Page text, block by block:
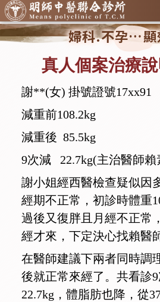
婦科.不孕…顯
真人個案治療
謝**(女) 掛號證號17xx91
減重前108.2kg
減重後 85.5kg
9次減 22.7kg(主治醫師賴
謝小姐經西醫檢查疑似因
經期不正常，初診時體重
過後又復胖且月經不正常
經才來，下定決心找賴醫
在醫師建議下兩者同時調
後就正常來經了。共看診
22.7kg，體脂肪也降，從